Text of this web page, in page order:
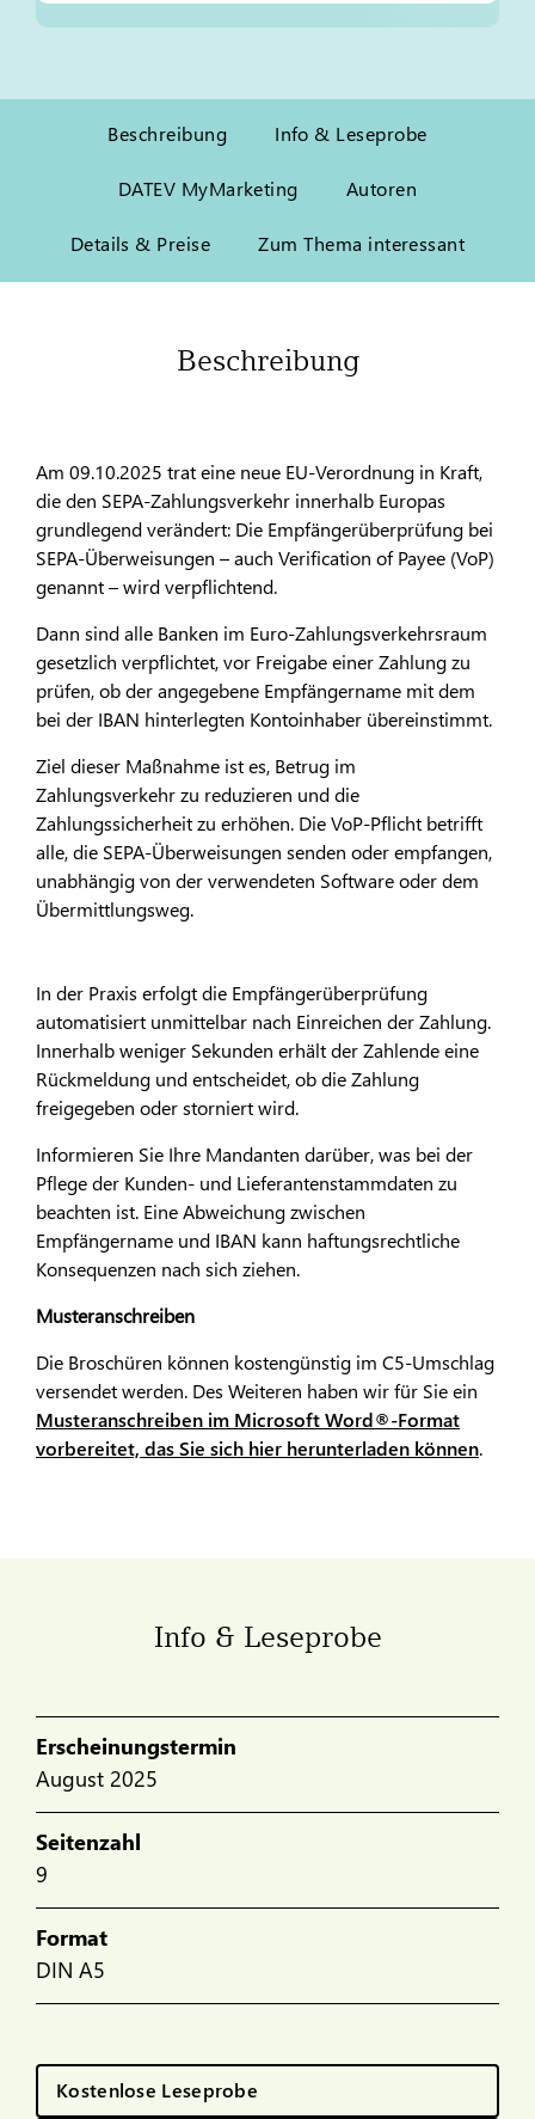
Beschreibung Info & Leseprobe
DATEV MyMarketing Autoren
Details & Preise Zum Thema interessant
Beschreibung
Am 09.10.2025 trat eine neue EU-Verordnung in Kraft,
die den SEPA-Zahlungsverkehr innerhalb Europas
grundlegend verändert: Die Empfängerüberprüfung bei
SEPA-Überweisungen – auch Verification of Payee (VoP)
genannt – wird verpflichtend.
Dann sind alle Banken im Euro-Zahlungsverkehrsraum
gesetzlich verpflichtet, vor Freigabe einer Zahlung zu
prüfen, ob der angegebene Empfängername mit dem
bei der IBAN hinterlegten Kontoinhaber übereinstimmt.
Ziel dieser Maßnahme ist es, Betrug im
Zahlungsverkehr zu reduzieren und die
Zahlungssicherheit zu erhöhen. Die VoP-Pflicht betrifft
alle, die SEPA-Überweisungen senden oder empfangen,
unabhängig von der verwendeten Software oder dem
Übermittlungsweg.
In der Praxis erfolgt die Empfängerüberprüfung
automatisiert unmittelbar nach Einreichen der Zahlung.
Innerhalb weniger Sekunden erhält der Zahlende eine
Rückmeldung und entscheidet, ob die Zahlung
freigegeben oder storniert wird.
Informieren Sie Ihre Mandanten darüber, was bei der
Pflege der Kunden- und Lieferantenstammdaten zu
beachten ist. Eine Abweichung zwischen
Empfängername und IBAN kann haftungsrechtliche
Konsequenzen nach sich ziehen.
Musteranschreiben
Die Broschüren können kostengünstig im C5-Umschlag
versendet werden. Des Weiteren haben wir für Sie ein
Musteranschreiben im Microsoft Word®-Format
vorbereitet, das Sie sich hier herunterladen können.
Info & Leseprobe
Erscheinungstermin
August 2025
Seitenzahl
9
Format
DIN A5
Kostenlose Leseprobe